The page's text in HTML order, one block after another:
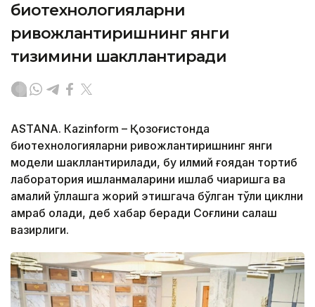
биотехнологияларни
ривожлантиришнинг янги
тизимини шакллантиради
ASTANА. Кazinform – Қозоғистонда
биотехнологияларни ривожлантиришнинг янги
модели шакллантирилади, бу илмий ғоядан тортиб
лаборатория ишланмаларини ишлаб чиқаришга ва
амалий қўллашга жорий этишгача бўлган тўлиқ циклни
қамраб олади, деб хабар беради Соғлиқни сақлаш
вазирлиги.